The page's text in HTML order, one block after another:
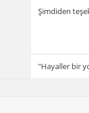
Şimdiden
"Hayaller bir